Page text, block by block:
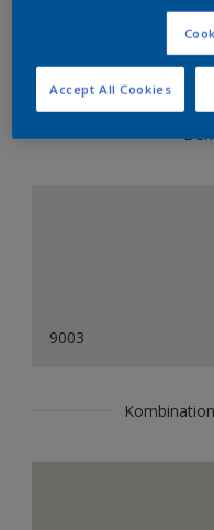
9003
Accept All Cookies